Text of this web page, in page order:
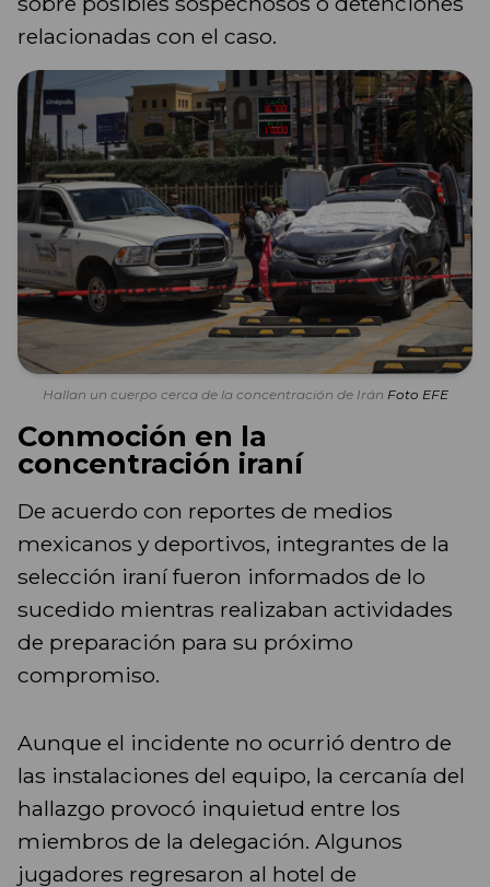
relacionadas con el caso.
Hallan un cuerpo cerca de la concentración de Irán Foto EFE
Conmoción en la
concentración iraní
De acuerdo con reportes de medios
mexicanos y deportivos, integrantes de la
selección iraní fueron informados de lo
sucedido mientras realizaban actividades
de preparación para su próximo
compromiso.
Aunque el incidente no ocurrió dentro de
las instalaciones del equipo, la cercanía del
hallazgo provocó inquietud entre los
miembros de la delegación. Algunos
jugadores regresaron al hotel de